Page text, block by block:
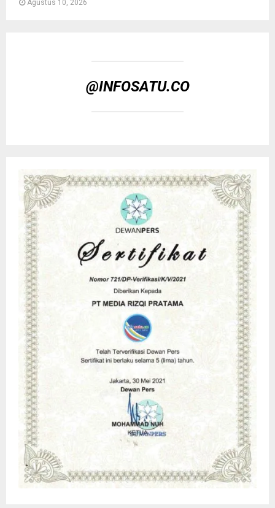
Agustus 10, 2026
@INFOSATU.CO